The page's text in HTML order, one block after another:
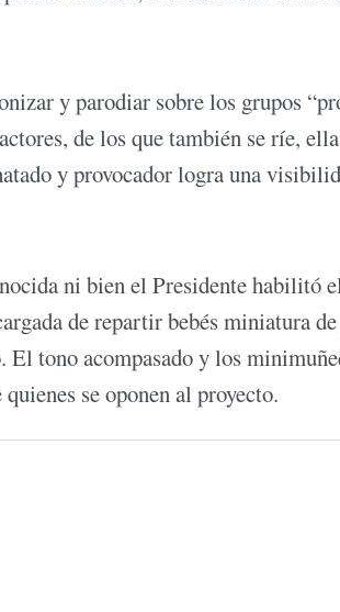
y parodiar sobre los grupos
de los que también se ríe,
y provocador logra una
ni bien el Presidente habilitó
de repartir bebés miniatura
El tono acompasado y los
se oponen al proyecto.